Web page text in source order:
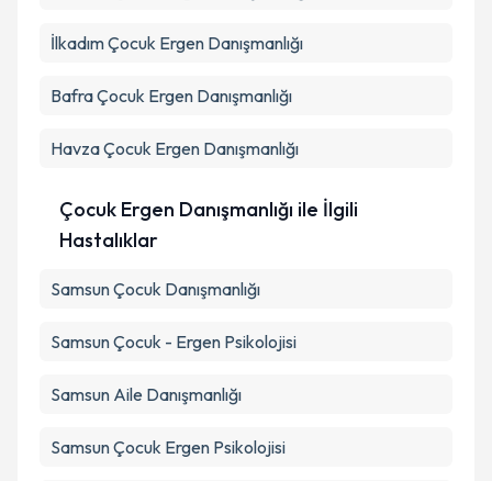
Takvim Talebini Gönder
İlkadımÇocuk Ergen Danışmanlığı
BafraÇocuk Ergen Danışmanlığı
HavzaÇocuk Ergen Danışmanlığı
Çocuk Ergen Danışmanlığı ile İlgili
Hastalıklar
Samsun Çocuk Danışmanlığı
Samsun Çocuk - Ergen Psikolojisi
Samsun Aile Danışmanlığı
Samsun Çocuk Ergen Psikolojisi